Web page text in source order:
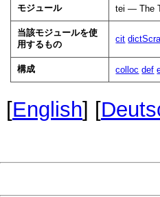
モジュール tei — The
当該モジュールを使
用するもの
cit
構成 colloc def
[English] [